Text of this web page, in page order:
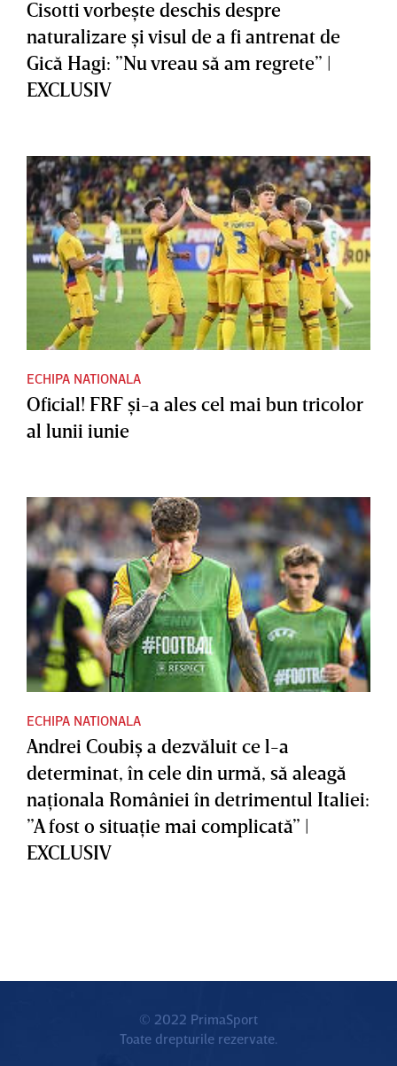
Cisotti vorbeşte deschis despre
naturalizare şi visul de a fi antrenat de
Gică Hagi: ”Nu vreau să am regrete” |
EXCLUSIV
ECHIPA NATIONALA
Oficial! FRF şi-a ales cel mai bun tricolor
al lunii iunie
ECHIPA NATIONALA
Andrei Coubiş a dezvăluit ce l-a
determinat, în cele din urmă, să aleagă
naţionala României în detrimentul Italiei:
”A fost o situaţie mai complicată” |
EXCLUSIV
© 2022 PrimaSport
Toate drepturile rezervate.